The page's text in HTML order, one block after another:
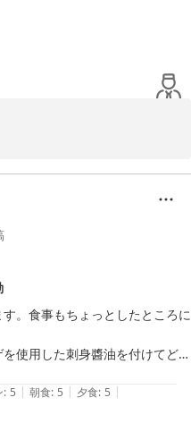
内施設にいたるまで様々な面
時間」とのお言葉を頂戴し、
す。
をお寄せいただき重ねて御礼
一同心よりお待ち申し上げて
した。
お年頃にはちょうど良い感じで
て短冊も準備され願い事を書き
の器が飾られており、母もゆっ
良川鵜飼をご覧になるお宿と
申し上げます。
や専用通路からのご乗船な
ただけたご様子を大変嬉しく
ッフにも温かいお言葉を頂戴
たご様子に嬉しく存じます。
スタッフにとりましても大き
の設えや館内でのひとときも
。食事もちょっとしたところに
使用した刺身醬油を付けてどう
い滑らかな醬油たれを商品化し
り塩加減がちょうどいい塩梅で
: 5 | 朝食: 5 | 夕食: 5 |